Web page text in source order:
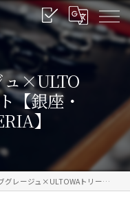
ュ×ULTO
【銀座・
】
ジュ×ULTOWAトリートメント【銀座・美容室WISTERIA】